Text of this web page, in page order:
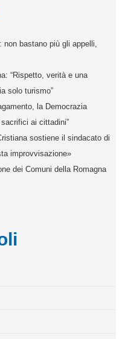
bastano più gli appelli,
“Rispetto, verità e una
solo turismo”
la Democrazia
ai cittadini”
sostiene il sindacato di
improvvisazione»
dei Comuni della Romagna